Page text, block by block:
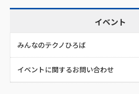
イベント
みんなのテクノひろば
イベントに関するお問い合わせ